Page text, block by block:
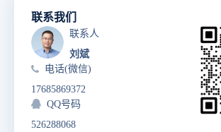
联系我们
联系人
刘斌
电话(微信)
17685869372
QQ号码
526288068